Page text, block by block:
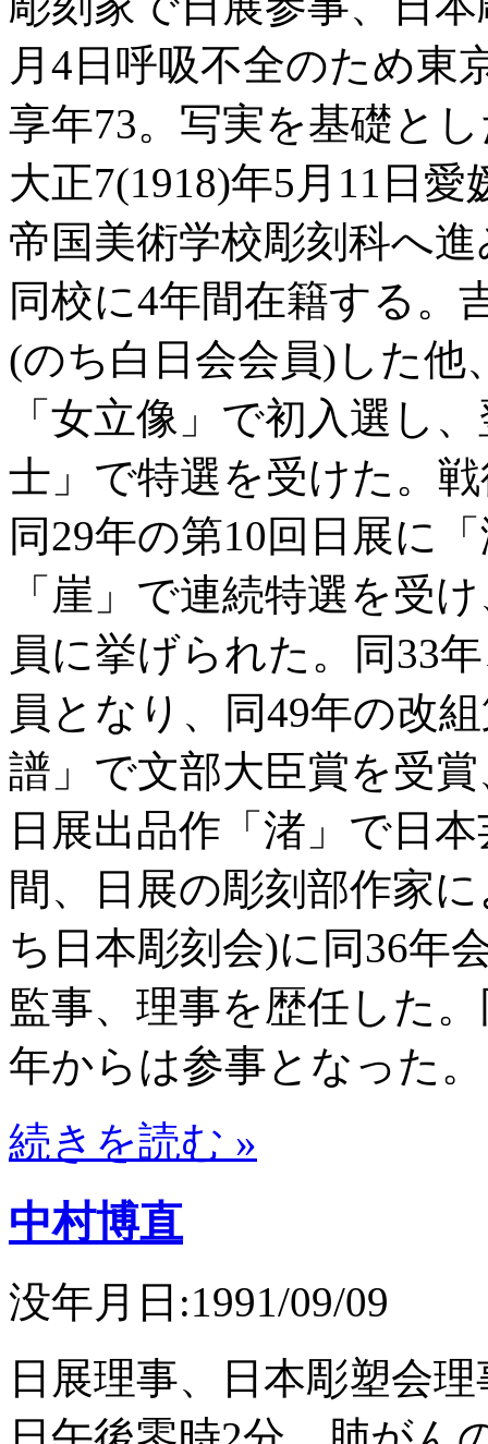
月4日呼吸不全のため東
享年73。写実を基礎と
大正7(1918)年5月11日
帝国美術学校彫刻科へ
同校に4年間在籍する。
(のち白日会会員)した他
「女立像」で初入選し
士」で特選を受けた。
同29年の第10回日展に
「崖」で連続特選を受
員に挙げられた。同33
員となり、同49年の改
譜」で文部大臣賞を受
日展出品作「渚」で日
間、日展の彫刻部作家
ち日本彫刻会)に同36年
監事、理事を歴任した
年からは参事となった。
続きを読む »
中村博直
没年月日:1991/09/09
日展理事、日本彫塑会